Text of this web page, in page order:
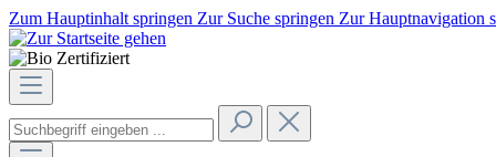
Zum Hauptinhalt springen Zur Suche springen Zur Hauptnavigation